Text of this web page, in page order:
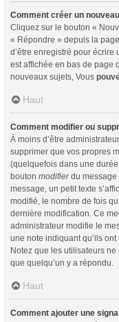
Comment créer un
Cliquez sur le bouton «
« Répondre » depuis la
d’être enregistré pour
est affichée en bas de page
nouveaux sujets, Vous
Haut
Comment modifier ou
À moins d’être
supprimer que vos propres
(quelquefois dans une
bouton modifierdu message
message, un petit texte
modifié, le nombre de fois
dernière modification. Ce
administrateur modifie le
une note indiquant qu’ils
Notez que les utilisateurs
que quelqu’un y a répondu.
Haut
Comment ajouter une